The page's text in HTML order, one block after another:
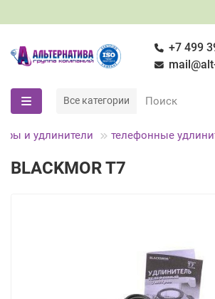
+7 499
Все категории
и удлинители телефонные
BLACKMOR T7